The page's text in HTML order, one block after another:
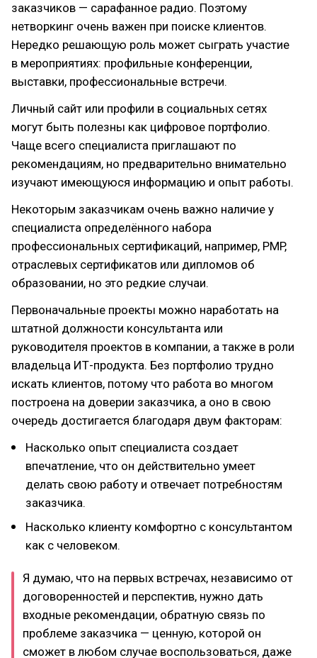
заказчиков — сарафанное радио. Поэтому
нетворкинг очень важен при поиске клиентов.
Нередко решающую роль может сыграть участие
в мероприятиях: профильные конференции,
выставки, профессиональные встречи.
Личный сайт или профили в социальных сетях
могут быть полезны как цифровое портфолио.
Чаще всего специалиста приглашают по
рекомендациям, но предварительно внимательно
изучают имеющуюся информацию и опыт работы.
Некоторым заказчикам очень важно наличие у
специалиста определённого набора
профессиональных сертификаций, например, PMP,
отраслевых сертификатов или дипломов об
образовании, но это редкие случаи.
Первоначальные проекты можно наработать на
штатной должности консультанта или
руководителя проектов в компании, а также в роли
владельца ИТ-продукта. Без портфолио трудно
искать клиентов, потому что работа во многом
построена на доверии заказчика, а оно в свою
очередь достигается благодаря двум факторам:
Насколько опыт специалиста создает
впечатление, что он действительно умеет
делать свою работу и отвечает потребностям
заказчика.
Насколько клиенту комфортно с консультантом
как с человеком.
Я думаю, что на первых встречах, независимо от
договоренностей и перспектив, нужно дать
входные рекомендации, обратную связь по
проблеме заказчика — ценную, которой он
сможет в любом случае воспользоваться, даже